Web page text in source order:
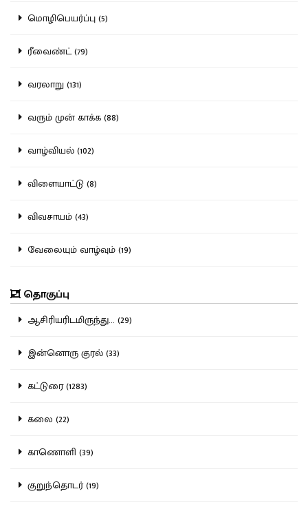
மொழிபெயர்ப்பு (5)
ரீவைண்ட் (79)
வரலாறு (131)
வரும் முன் காக்க (88)
வாழ்வியல் (102)
விளையாட்டு (8)
விவசாயம் (43)
வேலையும் வாழ்வும் (19)
தொகுப்பு
ஆசிரியரிடமிருந்து... (29)
இன்னொரு குரல் (33)
கட்டுரை (1283)
கலை (22)
காணொளி (39)
குறுந்தொடர் (19)